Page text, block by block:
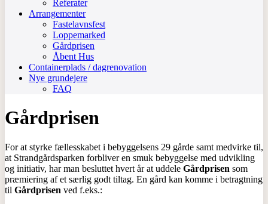
Referater
Arrangementer
Fastelavnsfest
Loppemarked
Gårdprisen
Åbent Hus
Containerplads / dagrenovation
Nye grundejere
FAQ
Gårdprisen
For at styrke fællesskabet i bebyggelsens 29 gårde samt medvirke til,
at Strandgårdsparken forbliver en smuk bebyggelse med udvikling
og initiativ, har man besluttet hvert år at uddele Gårdprisen som
præmiering af et særlig godt tiltag. En gård kan komme i betragtning
til Gårdprisen ved f.eks.: